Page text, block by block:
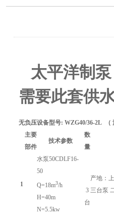
太平洋制
需要此套供
无负压设备型号: WZG40/36-2L （
主要
部件
技术参数
数
量
1
水泵50CDLF16-
50
Q=18m3/h
H=40m
N=5.5kw
3
台
产地：
三台泵